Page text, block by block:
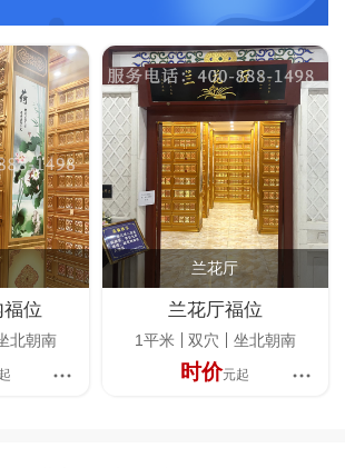
位
北朝南
兰花厅
兰花厅福位
1平米 双穴 坐北朝南
时价元起